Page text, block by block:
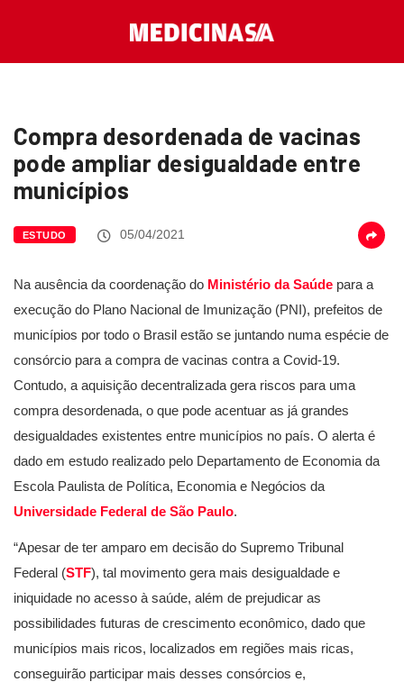
Compra desordenada de vacinas
pode ampliar desigualdade entre
municípios
ESTUDO 05/04/2021
Na ausência da coordenação do Ministério da Saúde para a
execução do Plano Nacional de Imunização (PNI), prefeitos de
municípios por todo o Brasil estão se juntando numa espécie de
consórcio para a compra de vacinas contra a Covid-19.
Contudo, a aquisição decentralizada gera riscos para uma
compra desordenada, o que pode acentuar as já grandes
desigualdades existentes entre municípios no país. O alerta é
dado em estudo realizado pelo Departamento de Economia da
Escola Paulista de Política, Economia e Negócios da
Universidade Federal de São Paulo.
“Apesar de ter amparo em decisão do Supremo Tribunal
Federal (STF), tal movimento gera mais desigualdade e
iniquidade no acesso à saúde, além de prejudicar as
possibilidades futuras de crescimento econômico, dado que
municípios mais ricos, localizados em regiões mais ricas,
conseguirão participar mais desses consórcios e,